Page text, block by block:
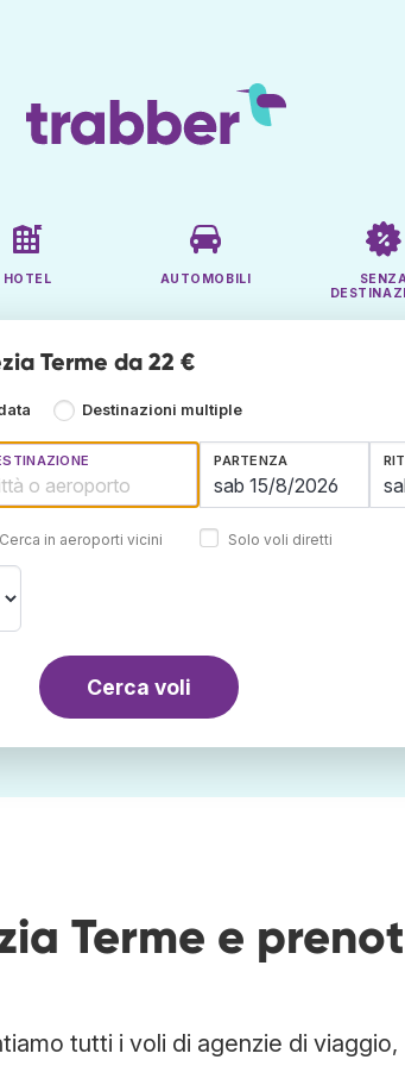
HOTEL AUTOMOBILI
Terme da 22 €
Destinazioni multiple
Cerca in aeroporti vicini
PARTENZA
Solo voli diretti
Cerca voli
Terme e
tutti i voli di agenzie di viaggio,